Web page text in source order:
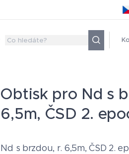
Obtisk pro Nd s
6,5m, ČSD 2.
Nd s brzdou, r. 6,5m, ČSD 2.